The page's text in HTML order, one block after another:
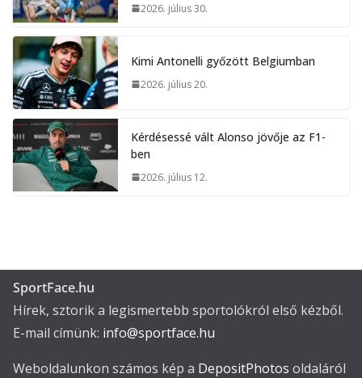
2026. július 30.
Kimi Antonelli győzött Belgiumban
2026. július 20.
Kérdésessé vált Alonso jövője az F1-
ben
2026. július 12.
SportFace.hu
Hírek, sztorik a legismertebb sportolókról első kézből.
E-mail címünk: info@sportface.hu
Weboldalunkon számos kép a DepositPhotos oldaláról